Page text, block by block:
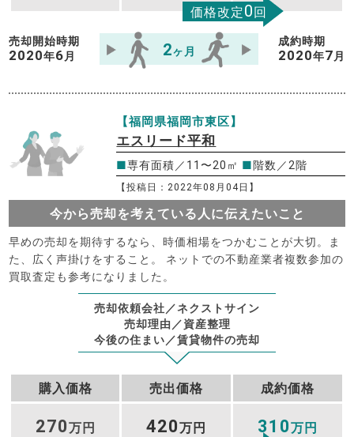
価格改定0回
売却開始時期
2020年6 月 2ヶ月
成約時期
2020年7 月
【福岡県福岡市東区】
エスリード平和
■専有面積／11〜20㎡ ■階数／2階
【投稿日：2022年08月04日】
今から売却を考えている人に伝えたいこと
早めの売却を期待するなら、時価相場をつかむことが大切。ま
た、広く声掛けをすること。 ネットでの不動産業者複数参加の
買取査定も参考になりました。
売却依頼会社／ネクストサイン
売却理由／資産整理
今後の住まい／賃貸物件の売却
購入価格 売出価格 成約価格
270万円 420万円 310万円